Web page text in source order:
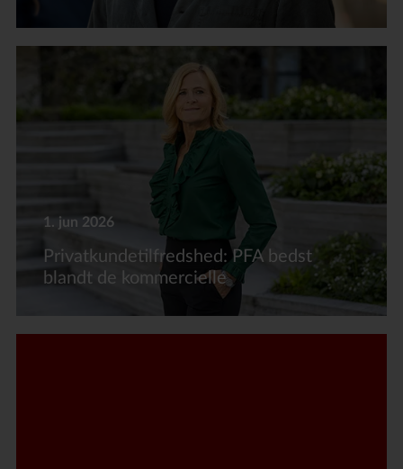
1. jun 2026
Privatkundetilfredshed: PFA bedst
blandt de kommercielle